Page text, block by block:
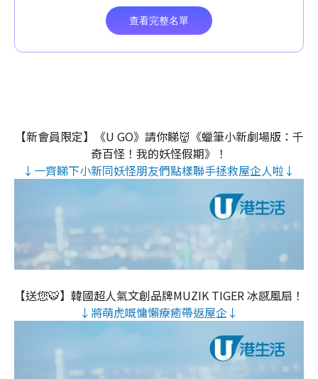
【新會員限定】《U GO》請你睇👹《蠟筆小新劇場版：千
奇百怪！我的妖怪假期》！
↓一齊睇下小新同妖怪朋友們點樣聯手拯救屋企人啦↓
【送您🐯】韓國超人氣文創品牌MUZIK TIGER 冰感風扇！
↓將萌虎嘅慵懶療癒帶返屋企↓